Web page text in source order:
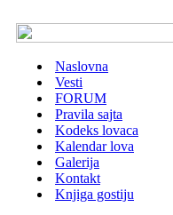
Naslovna
Vesti
FORUM
Pravila sajta
Kodeks lovaca
Kalendar lova
Galerija
Kontakt
Knjiga gostiju